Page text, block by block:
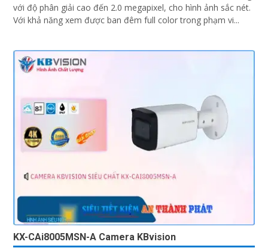
với độ phân giải cao đến 2.0 megapixel, cho hình ảnh sắc nét.
Với khả năng xem được ban đêm full color trong phạm vi...
KX-CAi8005MSN-A Camera KBvision